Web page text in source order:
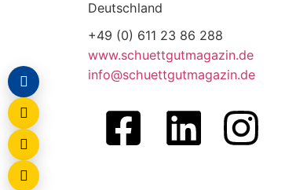
Deutschland
+49 (0) 611 23 86 288
www.schuettgutmagazin.de
info@schuettgutmagazin.de